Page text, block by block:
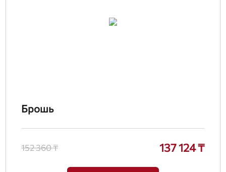
Брошь
152 360 ₸ 137 124 ₸